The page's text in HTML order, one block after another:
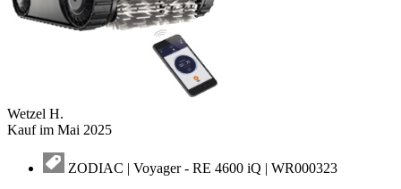
Wetzel H.
Kauf im Mai 2025
ZODIAC | Voyager - RE 4600 iQ | WR000323